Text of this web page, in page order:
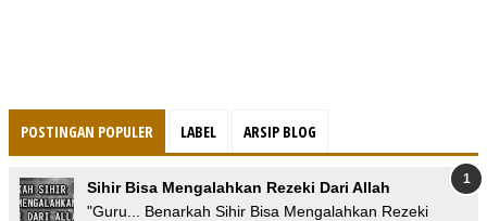
POSTINGAN POPULER LABEL ARSIP BLOG
Sihir Bisa Mengalahkan Rezeki Dari Allah
"Guru... Benarkah Sihir Bisa Mengalahkan Rezeki